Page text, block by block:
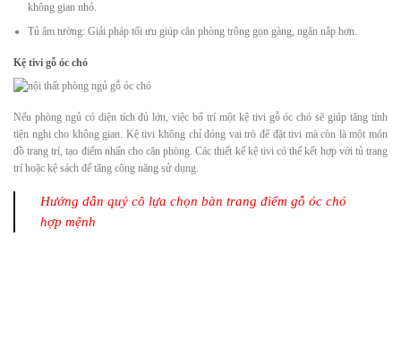
không gian nhỏ.
Tủ âm tường: Giải pháp tối ưu giúp căn phòng trông gọn gàng, ngăn nắp hơn.
Kệ tivi gỗ óc chó
Nếu phòng ngủ có diện tích đủ lớn, việc bố trí một kệ tivi gỗ óc chó sẽ giúp tăng tính
tiện nghi cho không gian. Kệ tivi không chỉ đóng vai trò để đặt tivi mà còn là một món
đồ trang trí, tạo điểm nhấn cho căn phòng. Các thiết kế kệ tivi có thể kết hợp với tủ trang
trí hoặc kệ sách để tăng công năng sử dụng.
Hướng dẫn quý cô lựa chọn bàn trang điểm gỗ óc chó
hợp mệnh